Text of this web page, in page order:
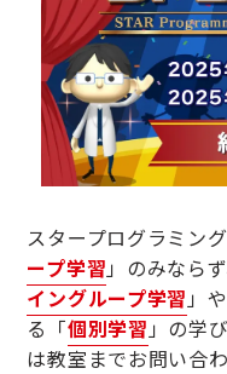
スタープログラミン
ープ学習 」のみなら
イングループ学習 」
る「個別学習 」の学
は教室までお問い合